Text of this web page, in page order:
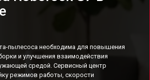
пылесоса необходима для повышения
и улучшения взаимодействия
средой. Сервисный центр
режимов работы, скорости